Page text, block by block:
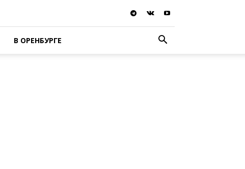
В ОРЕНБУРГЕ